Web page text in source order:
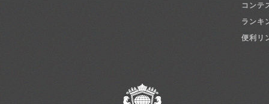
コンテ
ランキ
便利リ